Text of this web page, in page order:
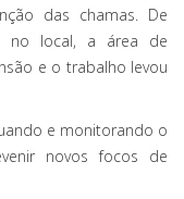
das chamas. De
no local, a área de
e o trabalho levou
e monitorando o
novos focos de